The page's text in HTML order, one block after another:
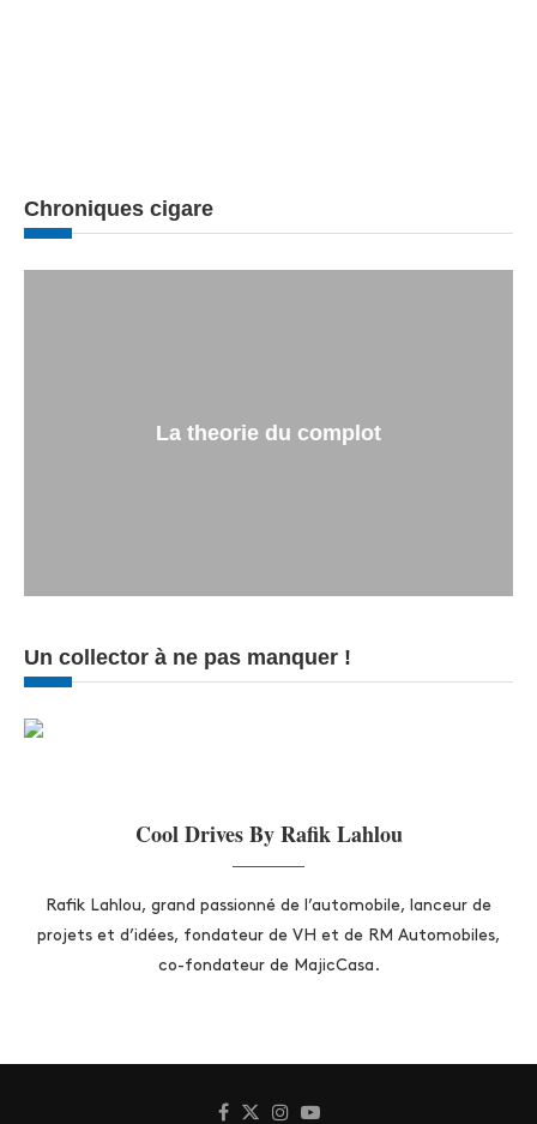
Chroniques cigare
La theorie du complot
Un collector à ne pas manquer !
Cool Drives By Rafik Lahlou
Rafik Lahlou, grand passionné de l’automobile, lanceur de
projets et d’idées, fondateur de VH et de RM Automobiles,
co-fondateur de MajicCasa.